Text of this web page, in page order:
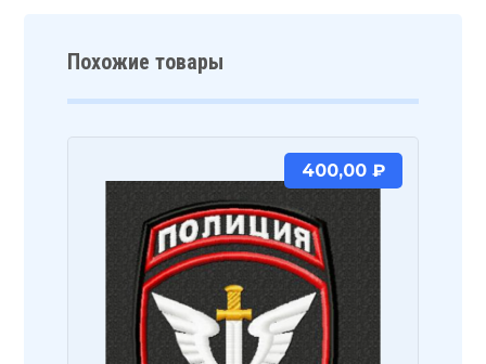
Похожие товары
400,00 ₽